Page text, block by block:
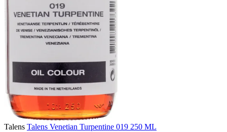
Talens Talens Venetian Turpentine 019 250 ML